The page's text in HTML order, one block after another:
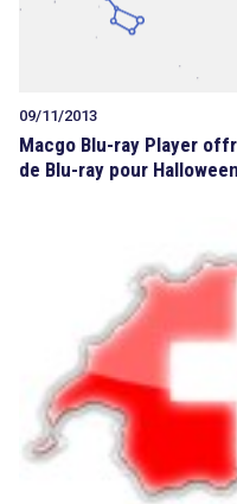
09/11/2013
Macgo Blu-ray Player
de Blu-ray pour